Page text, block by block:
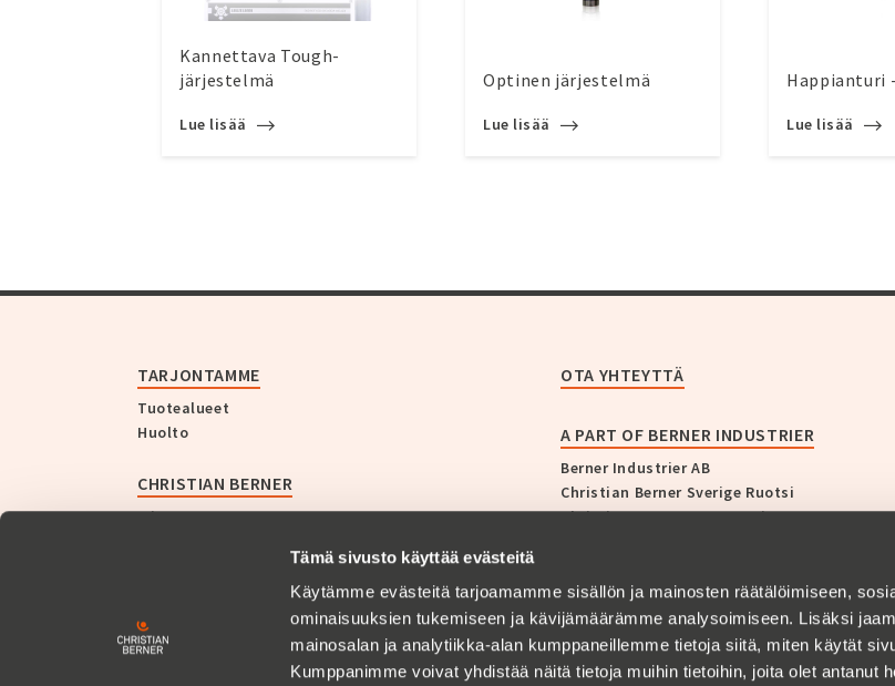
Tämä sivusto käyttää evästeitä
Käytämme evästeitä tarjoamamme sisällön ja mainosten räätälöimiseen,
ominaisuuksien tukemiseen ja kävijämäärämme analysoimiseen. Lisäksi
mainosalan ja analytiikka-alan kumppaneillemme tietoja siitä, miten käytät
Kumppanimme voivat yhdistää näitä tietoja muihin tietoihin, joita olet antanut
Kannettava Tough-
järjestelmä
Lue lisää
Optinen järjestelmä
Lue lisää
Happianturi
Lue lisää
TARJONTAMME
Tuotealueet
Huolto
CHRISTIAN BERNER
Yritys
ASIAKASTARINAT
OTA YHTEYTTÄ
A PART OF BERNER INDUSTRIER
Berner Industrier AB
Christian Berner Sverige Ruotsi
Christian Berner Norge Norja
Zander & Ingeström
Bullerbekämparen
Empakk AS
AB GF Swedenborg